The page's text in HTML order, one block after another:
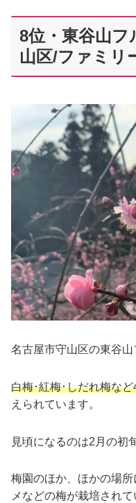
8位・東谷山
山区/ファミリ
名古屋市守山区の東谷山
白梅･紅梅･しだれ梅な
えられています。
見頃になるのは2月の初
梅園のほか、ほかの場
メなどの梅が栽培されて